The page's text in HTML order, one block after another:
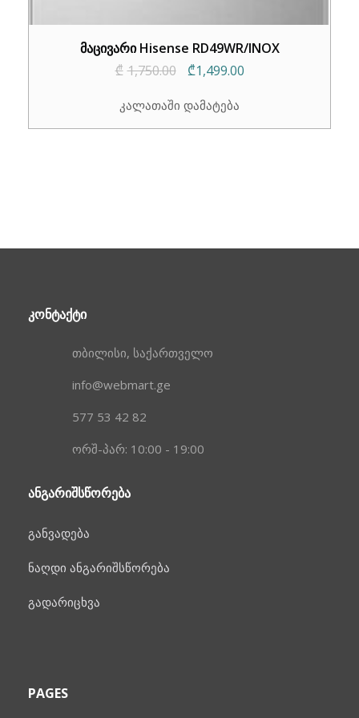
მაცივარი Hisense RD49WR/INOX
₾ 1,750.00
Original
was:
₾1,499.00Current
კალათაში დამატება
ᲙᲝᲜᲢᲐᲥᲢᲘ
თბილისი, საქართველო
info@webmart.ge
577 53 42 82
ორშ-პარ: 10:00 - 19:00
ᲐᲜᲒᲐᲠᲘᲨᲡᲬᲝᲠᲔᲑᲐ
განვადება
ნაღდი ანგარიშსწორება
გადარიცხვა
PAGES